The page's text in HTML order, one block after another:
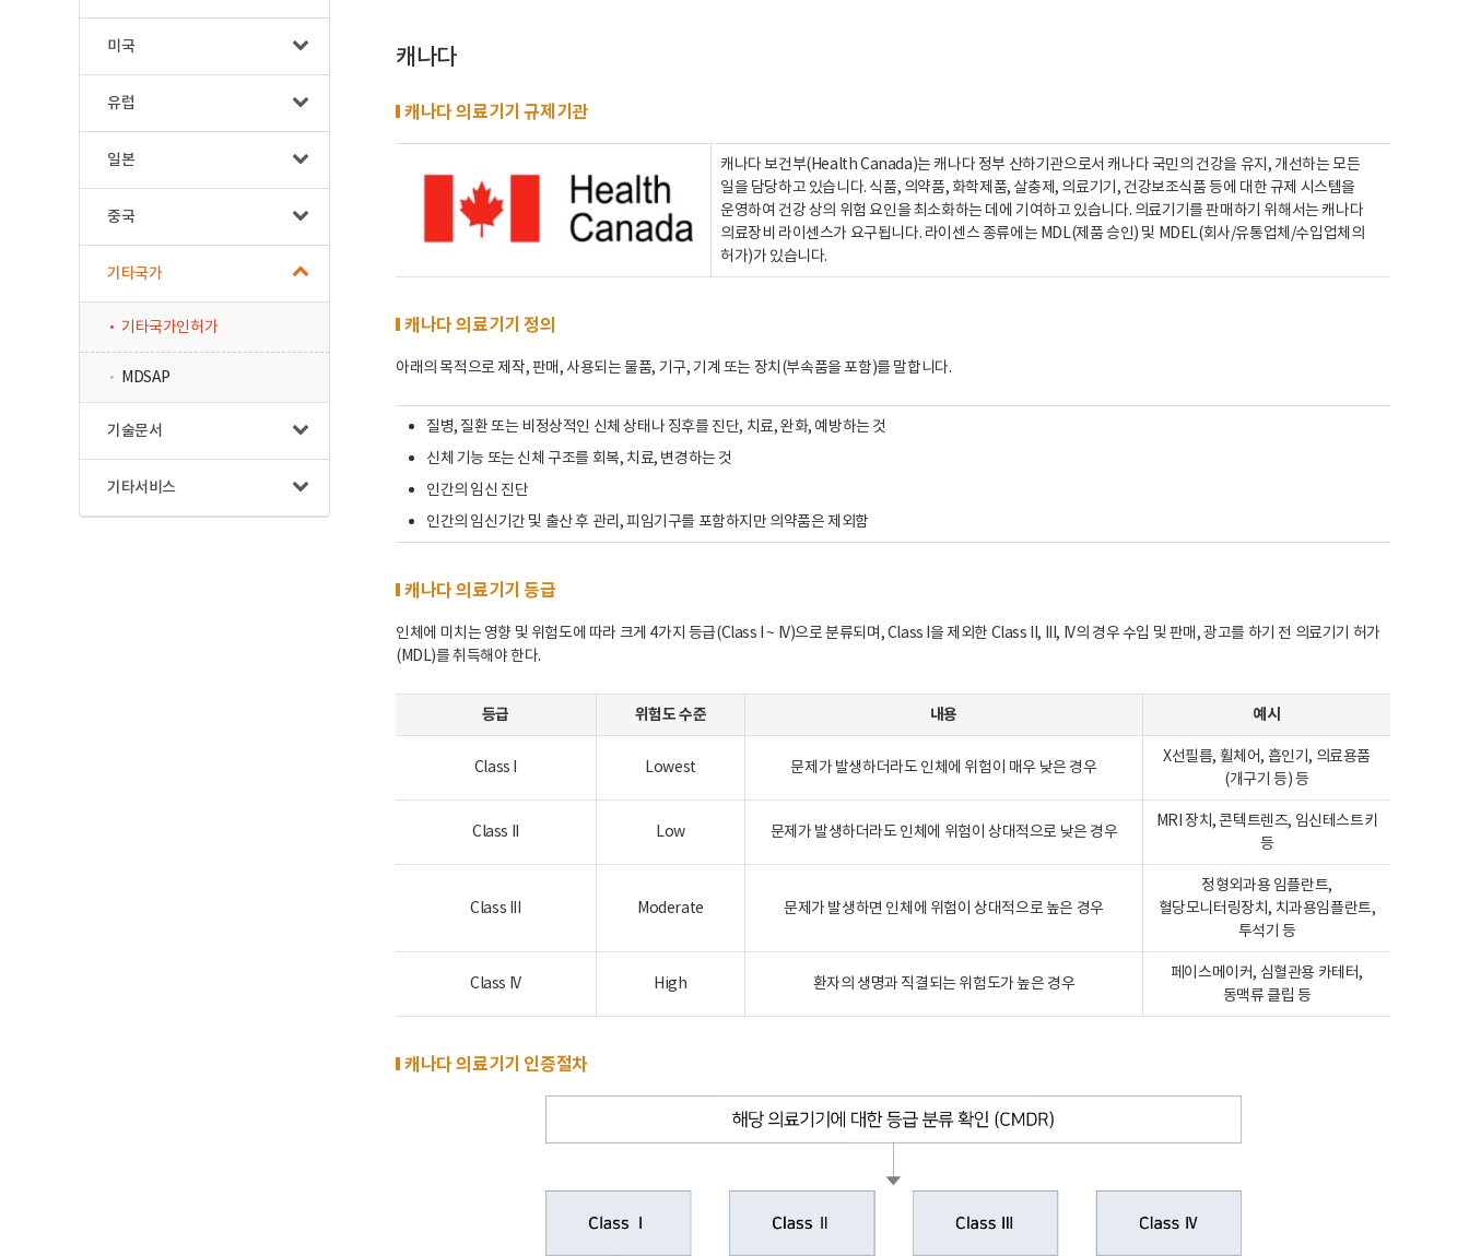
미국
유럽
일본
중국
기타국가
기타국가인허가
MDSAP
기술문서
기타서비스
캐나다
캐나다 의료기기 규제기관
캐나다 보건부(Health Canada)는 캐나다 정부 산하기관으로서 캐나다 국민의 건강을 유지, 개선하는 모든
일을 담당하고 있습니다. 식품, 의약품, 화학제품, 살충제, 의료기기, 건강보조식품 등에 대한 규제 시스템을
운영하여 건강 상의 위험 요인을 최소화하는 데에 기여하고 있습니다. 의료기기를 판매하기 위해서는 캐나다
의료장비 라이센스가 요구됩니다. 라이센스 종류에는 MDL(제품 승인) 및 MDEL(회사/유통업체/수입업체의
허가)가 있습니다.
캐나다 의료기기 정의
아래의 목적으로 제작, 판매, 사용되는 물품, 기구, 기계 또는 장치(부속품을 포함)를 말합니다.
질병, 질환 또는 비정상적인 신체 상태나 징후를 진단, 치료, 완화, 예방하는 것
신체 기능 또는 신체 구조를 회복, 치료, 변경하는 것
인간의 임신 진단
인간의 임신기간 및 출산 후 관리, 피임기구를 포함하지만 의약품은 제외함
캐나다 의료기기 등급
인체에 미치는 영향 및 위험도에 따라 크게 4가지 등급(Class I ~ IV)으로 분류되며, Class I을 제외한 Class II, III, IV의 경우 수입 및 판매, 광고를 하기 전 의료기기 허가
(MDL)를 취득해야 한다.
등급 위험도 수준 내용 예시
Class I Lowest 문제가 발생하더라도 인체에 위험이 매우 낮은 경우
X선필름, 휠체어, 흡인기, 의료용품
(개구기 등) 등
Class II Low 문제가 발생하더라도 인체에 위험이 상대적으로 낮은 경우
MRI 장치, 콘텍트렌즈, 임신테스트키
등
Class III Moderate 문제가 발생하면 인체에 위험이 상대적으로 높은 경우
정형외과용 임플란트,
혈당모니터링장치, 치과용임플란트,
투석기 등
Class IV High 환자의 생명과 직결되는 위험도가 높은 경우
페이스메이커, 심혈관용 카테터,
동맥류 클립 등
캐나다 의료기기 인증절차